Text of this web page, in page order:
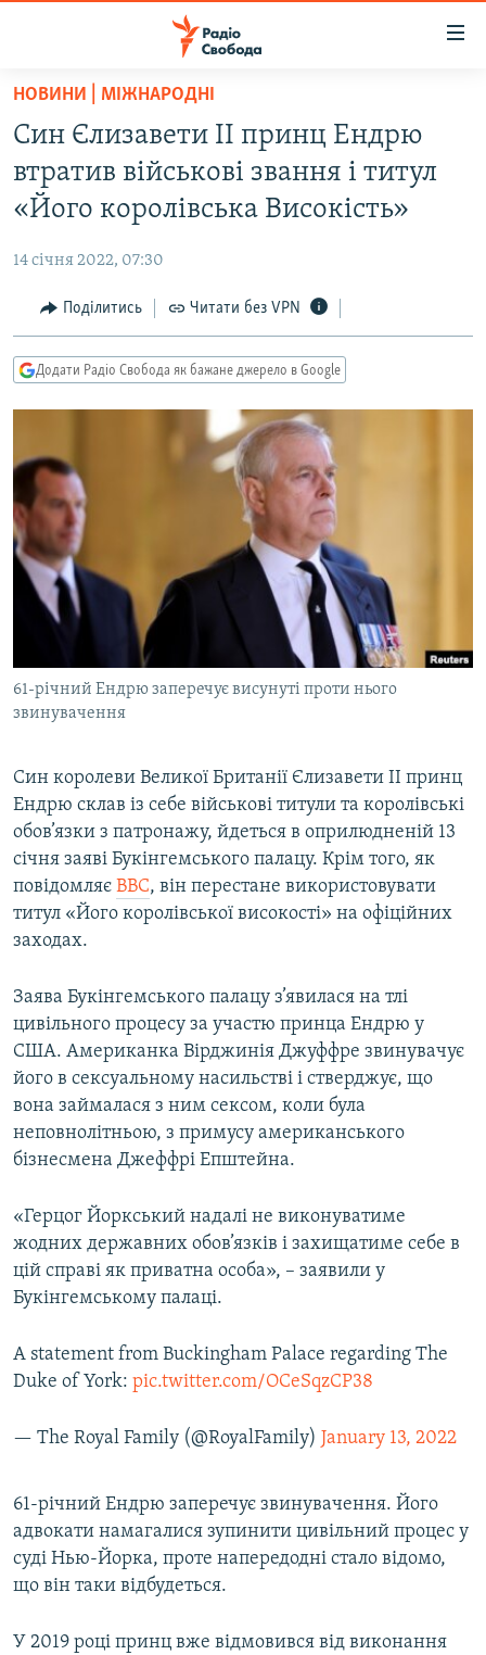
Перейти
основного
матеріалу
Перейти
до
основної
Перейти
до
пошуку
СТАТТІ
ЕКОНОМІКА
СУСПІЛЬСТВО
СВІТ
РОСІЙСЬКА «ФІЛЬТРАЦІЯ»
ДОНБАС.РЕАЛІЇ
ТИ ЯК?
КИТАЙ.ВИКЛИКИ
МУЛЬТИМЕДІА
ФОТО
СПЕЦПРОЄКТИ
ПОДКАСТИ
КРИМ РЕАЛІЇ
РУС
КТАТ
Усі сайти RFE/RL
НОВИНИ | МІЖНАРОДНІ
Син Єлизавети II принц Ендрю
втратив військові звання і титул
«Його королівська Високість»
14 січня 2022, 07:30
Поділитись Читати без VPN
Додати Радіо Свобода як бажане джерело в Google
61-річний Ендрю заперечує висунуті проти нього
звинувачення
Син королеви Великої Британії Єлизавети II принц
Ендрю склав із себе військові титули та королівські
обов’язки з патронажу, йдеться в оприлюдненій 13
січня заяві Букінгемського палацу. Крім того, як
повідомляє BBC, він перестане використовувати
титул «Його королівської високості» на офіційних
заходах.
Заява Букінгемського палацу з’явилася на тлі
цивільного процесу за участю принца Ендрю у
США. Американка Вірджинія Джуффре звинувачує
його в сексуальному насильстві і стверджує, що
вона займалася з ним сексом, коли була
неповнолітньою, з примусу американського
бізнесмена Джеффрі Епштейна.
«Герцог Йоркський надалі не виконуватиме
жодних державних обов’язків і захищатиме себе в
цій справі як приватна особа», – заявили у
Букінгемському палаці.
A statement from Buckingham Palace regarding The
Duke of York: pic.twitter.com/OCeSqzCP38
— The Royal Family (@RoyalFamily) January 13, 2022
61-річний Ендрю заперечує звинувачення. Його
адвокати намагалися зупинити цивільний процес у
суді Нью-Йорка, проте напередодні стало відомо,
що він таки відбудеться.
У 2019 році принц вже відмовився від виконання